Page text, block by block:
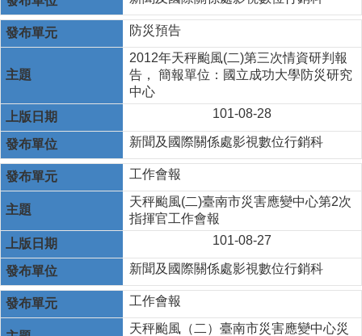
防災預告
2012年天秤颱風(二)第三次情資研判報
告， 簡報單位：國立成功大學防災研究
中心
101-08-28
新聞及國際關係處影視數位行銷科
工作會報
天秤颱風(二)臺南市災害應變中心第2次
指揮官工作會報
101-08-27
新聞及國際關係處影視數位行銷科
工作會報
天秤颱風（二）臺南市災害應變中心災